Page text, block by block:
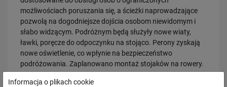
możliwościach poruszania się, a ścieżki naprowadzające
pozwolą na dogodniejsze dojścia osobom niewidomym i
słabo widzącym. Podróżnym będą służyły nowe wiaty,
ławki, poręcze do odpoczynku na stojąco. Perony zyskają
nowe oświetlenie, co wpłynie na bezpieczeństwo
podróżowania. Zaplanowano montaż stojaków na rowery.
W ramach projektu zostaną wymienione prawie 52 km
28.07.2026
Bydgoszcz Fordon po zmianach. Nowe perony, większa
Informacja o plikach cookie